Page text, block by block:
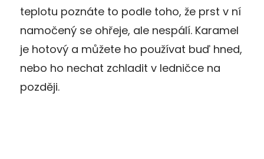
teplotu poznáte to podle toho, že prst v ní
namočený se ohřeje, ale nespálí. Karamel
je hotový a můžete ho používat buď hned,
nebo ho nechat zchladit v ledničce na
později.